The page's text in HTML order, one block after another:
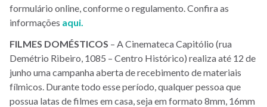
formulário online, conforme o regulamento. Confira as
informações aqui.
FILMES DOMÉSTICOS – A Cinemateca Capitólio (rua
Demétrio Ribeiro, 1085 – Centro Histórico) realiza até 12 de
junho uma campanha aberta de recebimento de materiais
fílmicos. Durante todo esse período, qualquer pessoa que
possua latas de filmes em casa, seja em formato 8mm, 16mm